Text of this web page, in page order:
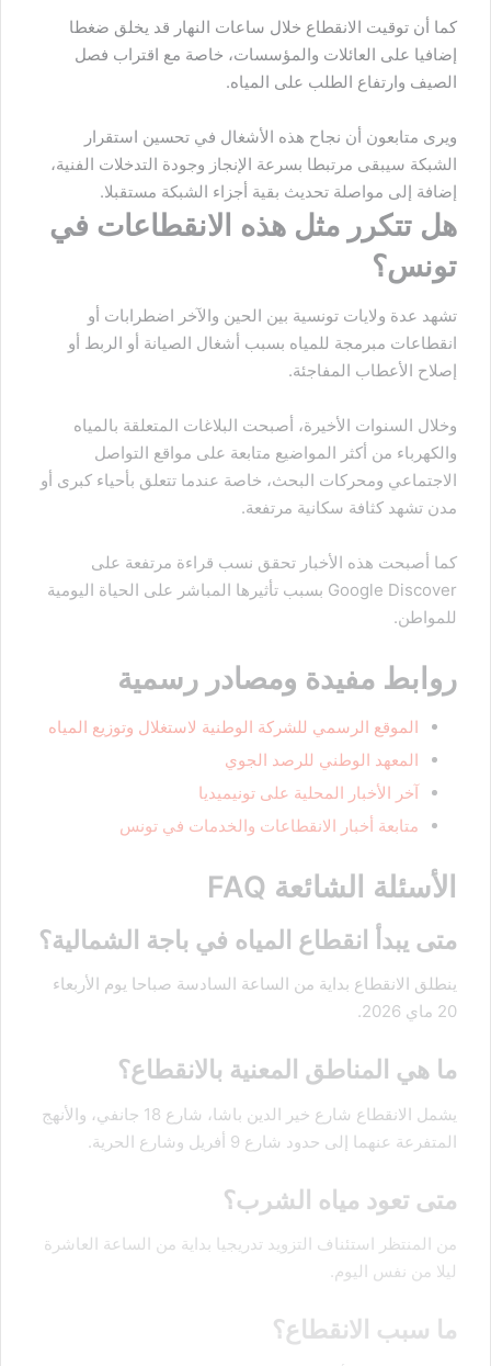
كما أن توقيت الانقطاع خلال ساعات النهار قد يخلق ضغطا
إضافيا على العائلات والمؤسسات، خاصة مع اقتراب فصل
الصيف وارتفاع الطلب على المياه.
ويرى متابعون أن نجاح هذه الأشغال في تحسين استقرار
الشبكة سيبقى مرتبطا بسرعة الإنجاز وجودة التدخلات الفنية،
إضافة إلى مواصلة تحديث بقية أجزاء الشبكة مستقبلا.
هل تتكرر مثل هذه الانقطاعات في
تونس؟
تشهد عدة ولايات تونسية بين الحين والآخر اضطرابات أو
انقطاعات مبرمجة للمياه بسبب أشغال الصيانة أو الربط أو
إصلاح الأعطاب المفاجئة.
وخلال السنوات الأخيرة، أصبحت البلاغات المتعلقة بالمياه
والكهرباء من أكثر المواضيع متابعة على مواقع التواصل
الاجتماعي ومحركات البحث، خاصة عندما تتعلق بأحياء كبرى أو
مدن تشهد كثافة سكانية مرتفعة.
كما أصبحت هذه الأخبار تحقق نسب قراءة مرتفعة على
Google Discover بسبب تأثيرها المباشر على الحياة اليومية
للمواطن.
روابط مفيدة ومصادر رسمية
الموقع الرسمي للشركة الوطنية لاستغلال وتوزيع المياه
المعهد الوطني للرصد الجوي
آخر الأخبار المحلية على تونيميديا
متابعة أخبار الانقطاعات والخدمات في تونس
الأسئلة الشائعة FAQ
متى يبدأ انقطاع المياه في باجة الشمالية؟
ينطلق الانقطاع بداية من الساعة السادسة صباحا يوم الأربعاء
20 ماي 2026.
ما هي المناطق المعنية بالانقطاع؟
يشمل الانقطاع شارع خير الدين باشا، شارع 18 جانفي، والأنهج
المتفرعة عنهما إلى حدود شارع 9 أفريل وشارع الحرية.
متى تعود مياه الشرب؟
من المنتظر استئناف التزويد تدريجيا بداية من الساعة العاشرة
ليلا من نفس اليوم.
ما سبب الانقطاع؟